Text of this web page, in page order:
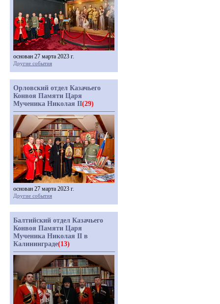
основан 27 марта 2023 г.
Другие события
Орловский отдел Казачьего
Конвоя Памяти Царя
Мученика Николая II(29)
основан 27 марта 2023 г.
Другие события
Балтийский отдел Казачьего
Конвоя Памяти Царя
Мученика Николая II в
Калининграде(13)